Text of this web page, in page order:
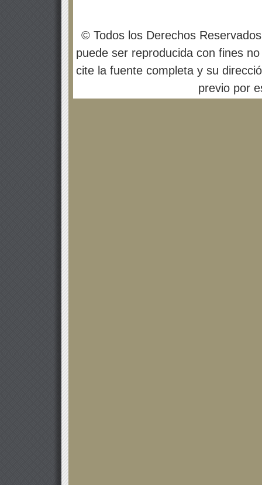
© Todos los Derechos
puede ser reproducida con fines
cite la fuente completa y su
previo por